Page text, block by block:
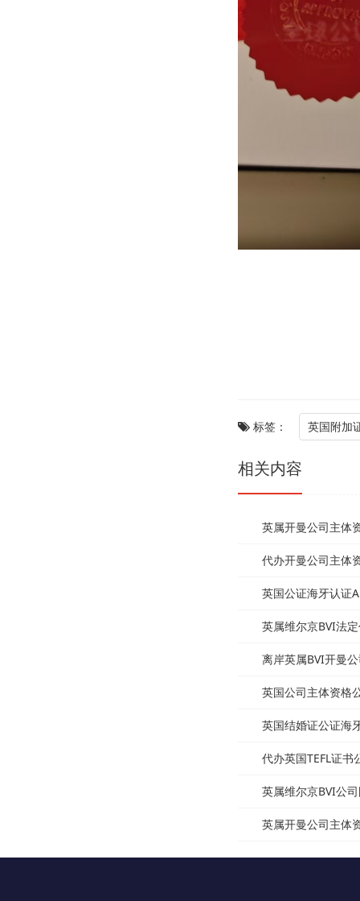
标签： 英国附加
相关内容
英属开曼公司主体
代办开曼公司主体
英国公证海牙认证
英属维尔京BVI法
离岸英属BVI开曼
英国公司主体资格
英国结婚证公证海
代办英国TEFL证
英属维尔京BVI公
英属开曼公司主体